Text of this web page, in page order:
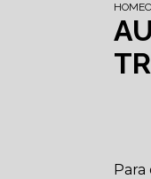
HOME